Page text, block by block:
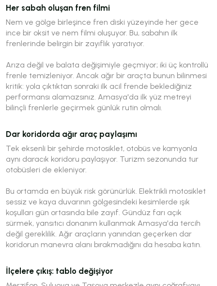
Her sabah oluşan fren filmi
Nem ve gölge birleşince fren diski yüzeyinde her gece
ince bir oksit ve nem filmi oluşuyor. Bu, sabahın ilk
frenlerinde belirgin bir zayıflık yaratıyor.
Arıza değil ve balata değişimiyle geçmiyor; iki üç kontrollü
frenle temizleniyor. Ancak ağır bir araçta bunun bilinmesi
kritik: yola çıktıktan sonraki ilk acil frende beklediğiniz
performansı alamazsınız. Amasya'da ilk yüz metreyi
bilinçli frenlerle geçirmek günlük rutin olmalı.
Dar koridorda ağır araç paylaşımı
Tek eksenli bir şehirde motosiklet, otobüs ve kamyonla
aynı daracık koridoru paylaşıyor. Turizm sezonunda tur
otobüsleri de ekleniyor.
Bu ortamda en büyük risk görünürlük. Elektrikli motosiklet
sessiz ve kaya duvarının gölgesindeki kesimlerde ışık
koşulları gün ortasında bile zayıf. Gündüz farı açık
sürmek, yansıtıcı donanım kullanmak Amasya'da tercih
değil gereklilik. Ağır araçların yanından geçerken dar
koridorun manevra alanı bırakmadığını da hesaba katın.
İlçelere çıkış: tablo değişiyor